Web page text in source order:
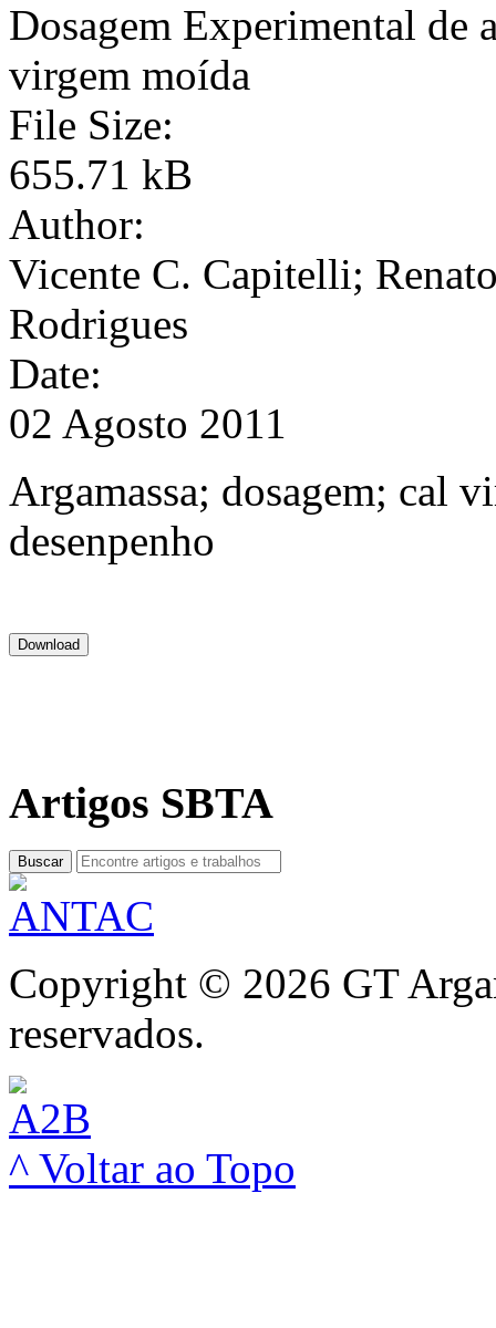
Dosagem Experimental de
virgem moída
File Size:
655.71 kB
Author:
Vicente C. Capitelli;
Rodrigues
Date:
02 Agosto 2011
Argamassa; dosagem; cal
desenpenho
Artigos SBTA
Buscar
Copyright © 2026 GT
reservados.
^ Voltar ao Topo